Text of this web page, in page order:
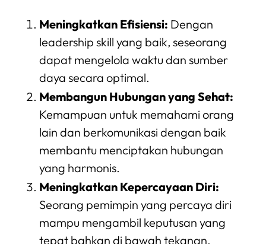
Meningkatkan Efisiensi: Dengan
leadership skill yang baik, seseorang
dapat mengelola waktu dan sumber
daya secara optimal.
Membangun Hubungan yang Sehat:
Kemampuan untuk memahami orang
lain dan berkomunikasi dengan baik
membantu menciptakan hubungan
yang harmonis.
Meningkatkan Kepercayaan Diri:
Seorang pemimpin yang percaya diri
mampu mengambil keputusan yang
tepat bahkan di bawah tekanan.